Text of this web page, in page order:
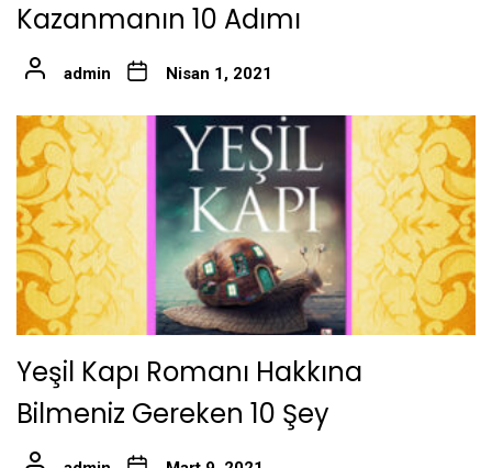
Kazanmanın 10 Adımı
admin Nisan 1, 2021
Yeşil Kapı Romanı Hakkına
Bilmeniz Gereken 10 Şey